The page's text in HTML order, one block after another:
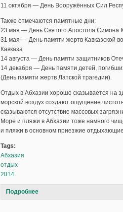
11 октября — День Вооружённых Сил
Также отмечаются памятные дни:
23 мая — День Святого Апостола Симона
31 мая — День памяти жертв Кавказской
Кавказа
14 августа — День памяти защитников
14 декабря — День памяти детей,
(День памяти жертв Латской трагедии).
Отдых в Абхазии хорошо сказывается на
морской воздух создают ощущение
сказываются отсутствие массовых
Море и пляжи в Абхазии тоже намного
и пляжи в основном приезжие
Tags:
Абхазия
отдых
2014
Подробнее